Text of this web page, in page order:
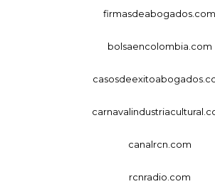
firmasdeabogados.com
bolsaencolombia.com
canalrcn.com
rcnradio.com